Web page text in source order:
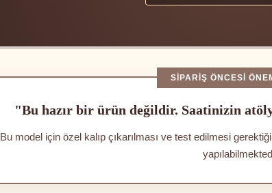
SIPARIŞ ÖNCESI
"Bu hazır bir ürün değildir. Saatinizin
Bu model için özel kalıp çıkarılması ve test edilmesi